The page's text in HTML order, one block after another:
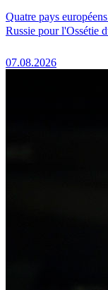
Quatre pays
Russie pour l'Ossétie
07.08.2026